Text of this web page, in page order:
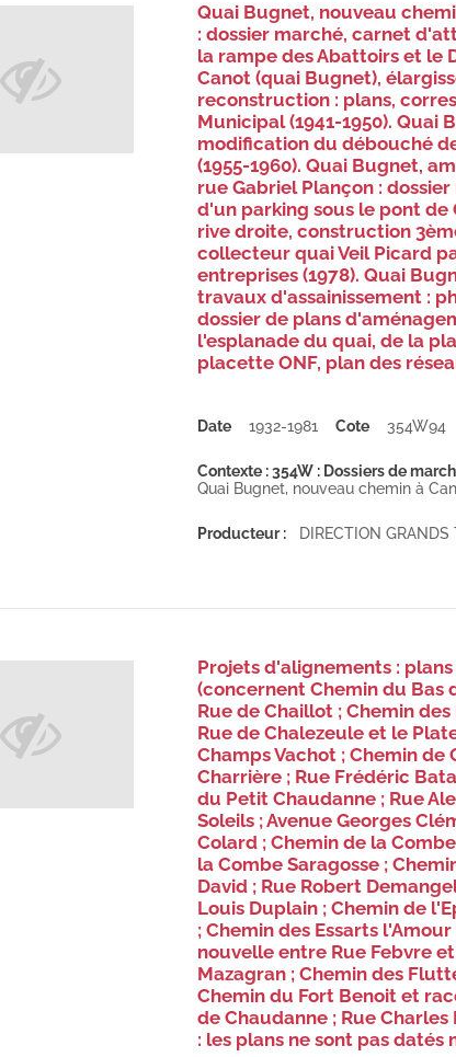
Quai Bugnet, nouveau
: dossier marché, carnet
la rampe des Abattoirs et le
Canot (quai Bugnet),
reconstruction : plans,
Municipal (1941-1950).
modification du débouché
(1955-1960). Quai Bugnet,
rue Gabriel Plançon :
d'un parking sous le pont de
rive droite, construction
collecteur quai Veil Picard
entreprises (1978). Quai
travaux d'assainissement :
dossier de plans
l'esplanade du quai, de la
placette ONF, plan des
Date 1932-1981 Cote 354W94
Contexte : 354W : Dossiers de
Quai Bugnet, nouveau chemin à
Producteur : DIRECTION GRANDS
Projets d'alignements :
(concernent Chemin du Bas
Rue de Chaillot ; Chemin
Rue de Chalezeule et le
Champs Vachot ; Chemin de
Charrière ; Rue Frédéric
du Petit Chaudanne ; Rue
Soleils ; Avenue Georges
Colard ; Chemin de la
la Combe Saragosse ;
David ; Rue Robert
Louis Duplain ; Chemin de
; Chemin des Essarts
nouvelle entre Rue Febvre
Mazagran ; Chemin des
Chemin du Fort Benoit et
de Chaudanne ; Rue Charles
: les plans ne sont pas datés